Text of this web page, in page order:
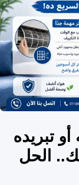
تبريده
الحل